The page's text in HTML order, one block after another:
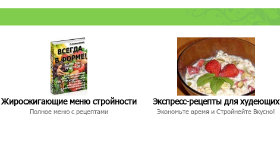
Жиросжигающие меню стройности
Полное меню с рецептами
Экспресс-рецепты для худеющих
Экономьте время и Стройнейте Вкусно!